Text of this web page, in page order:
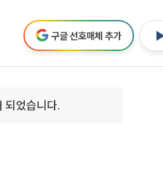
구글 선호매체 추가
되었습니다.